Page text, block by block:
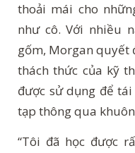
thoải mái cho
như cô. Với nhiều
gốm, Morgan quyết
thách thức của kỹ
được sử dụng để
tạp thông qua
“Tôi đã học được